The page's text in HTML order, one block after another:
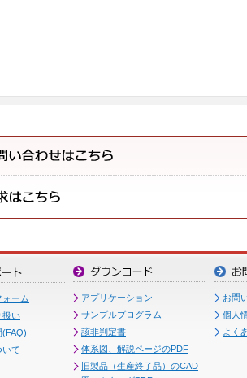
ォーム
扱い
(FAQ)
いて
アプリケーション
サンプルプログラム
該非判定書
体系図、解説ページのPDF
旧製品（生産終了品）のCAD
お問
個人
よく